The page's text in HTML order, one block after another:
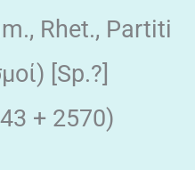
Rhet., Partiti
[Sp.?]
+ 2570)